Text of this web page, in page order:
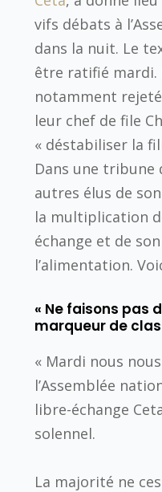
vifs débats à
dans la nuit. Le
être ratifié mardi.
notamment
leur chef de file
« déstabiliser la
Dans une tribune
autres élus de
la multiplication
échange et de
l’alimentation.
« Ne faisons pas
marqueur de
« Mardi nous
l’Assemblée
libre-échange
solennel.
La majorité ne